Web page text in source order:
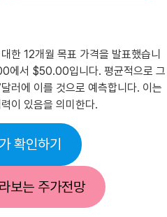
한 12개월 목표 가격을 발표했습니
에서 $50.00입니다. 평균적으로 그
러에 이를 것으로 예측합니다. 이는
이 있음을 의미한다.
확인하기
보는 주가전망